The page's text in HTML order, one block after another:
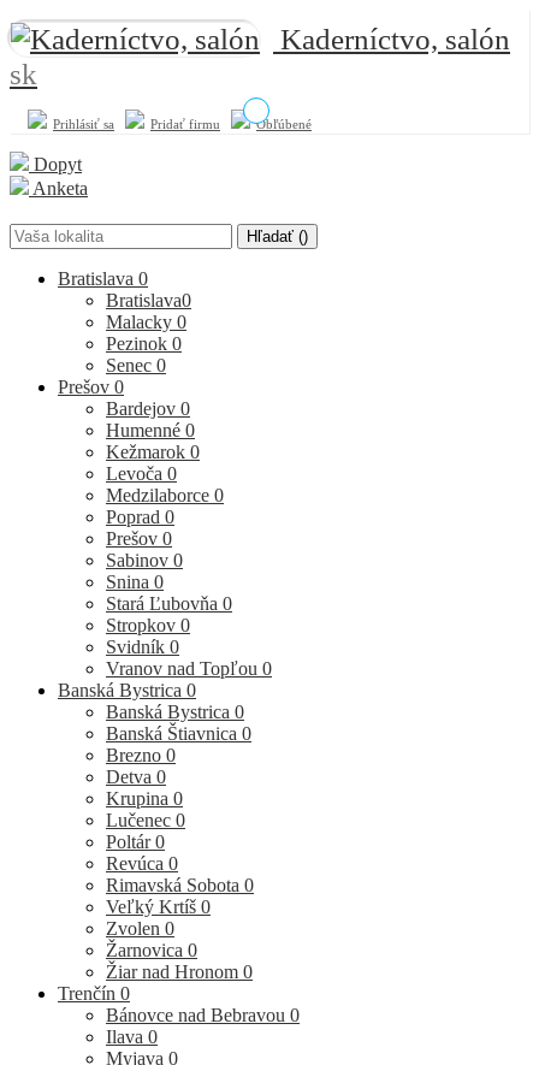
Kaderníctvo, salón
sk
Prihlásiť sa Pridať firmu Obľúbené
Dopyt
Anketa
Hľadať ()
Bratislava 0
Bratislava0
Malacky 0
Pezinok 0
Senec 0
Prešov 0
Bardejov 0
Humenné 0
Kežmarok 0
Levoča 0
Medzilaborce 0
Poprad 0
Prešov 0
Sabinov 0
Snina 0
Stará Ľubovňa 0
Stropkov 0
Svidník 0
Vranov nad Topľou 0
Banská Bystrica 0
Banská Bystrica 0
Banská Štiavnica 0
Brezno 0
Detva 0
Krupina 0
Lučenec 0
Poltár0
Revúca 0
Rimavská Sobota 0
Veľký Krtíš 0
Zvolen 0
Žarnovica 0
Žiar nad Hronom 0
Trenčín 0
Bánovce nad Bebravou 0
Ilava 0
Myjava 0